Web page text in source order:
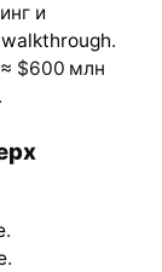
и
walkthrough.
$600 млн
.
.